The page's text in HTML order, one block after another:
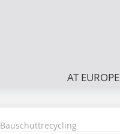
AT EUROPE
Bauschuttrecycling